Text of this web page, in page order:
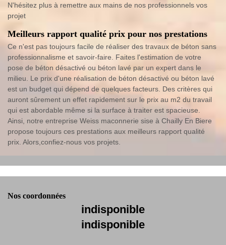
N'hésitez plus à remettre aux mains de nos professionnels vos
projet
Meilleurs rapport qualité prix pour nos prestations
Ce n'est pas toujours facile de réaliser des travaux de béton sans
professionnalisme et savoir-faire. Faites l'estimation de votre
pose de béton désactivé ou béton lavé par un expert dans le
milieu. Le prix d'une réalisation de béton désactivé ou béton lavé
est un budget qui dépend de quelques facteurs. Des critères qui
auront sûrement un effet rapidement sur le prix au m2 du travail
qui est abordable même si la surface à traiter est spacieuse.
Ainsi, notre entreprise Weiss maconnerie sise à Chailly En Biere
propose toujours ces prestations aux meilleurs rapport qualité
prix. Alors,confiez-nous vos projets.
Nos coordonnées
indisponible
indisponible